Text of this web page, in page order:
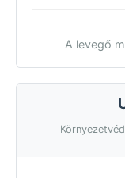
A levegő